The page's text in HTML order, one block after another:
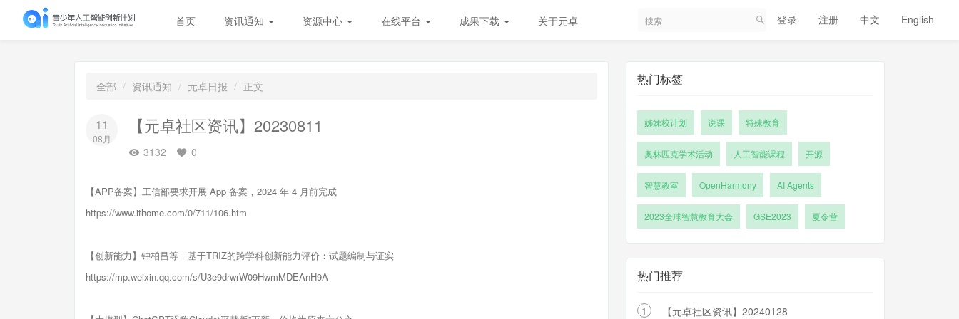
首页 资讯通知 资源中心 在线平台 成果下载 关于元卓 登录 注册 中文 English
全部 资讯通知 元卓日报 正文
11
08月
【元卓社区资讯】20230811
3132 0
【APP备案】工信部要求开展 App 备案，2024 年 4 月前完成
https://www.ithome.com/0/711/106.htm
【创新能力】钟柏昌等｜基于TRIZ的跨学科创新能力评价：试题编制与证实
https://mp.weixin.qq.com/s/U3e9drwrW09HwmMDEAnH9A
热门标签
姊妹校计划 说课 特殊教育
奥林匹克学术活动 人工智能课程 开源
智慧教室 OpenHarmony AI Agents
2023全球智慧教育大会 GSE2023 夏令营
热门推荐
1 【元卓社区资讯】20240128